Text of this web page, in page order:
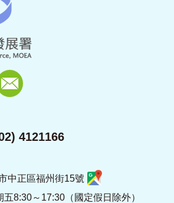
4121166
中正區福州街15號
8:30～17:30（國定假日除外）